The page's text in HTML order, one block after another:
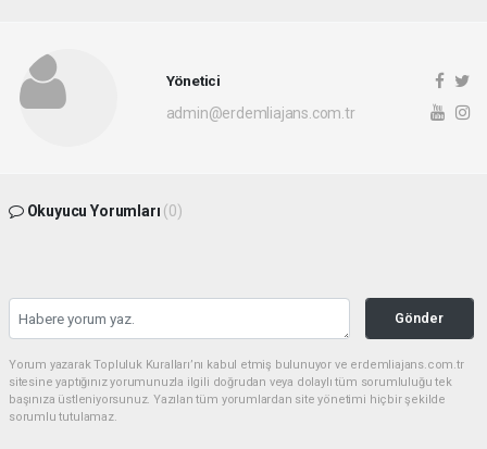
Yönetici
admin@erdemliajans.com.tr
Okuyucu Yorumları (0)
Gönder
Yorum yazarak Topluluk Kuralları’nı kabul etmiş bulunuyor ve erdemliajans.com.tr
sitesine yaptığınız yorumunuzla ilgili doğrudan veya dolaylı tüm sorumluluğu tek
başınıza üstleniyorsunuz. Yazılan tüm yorumlardan site yönetimi hiçbir şekilde
sorumlu tutulamaz.